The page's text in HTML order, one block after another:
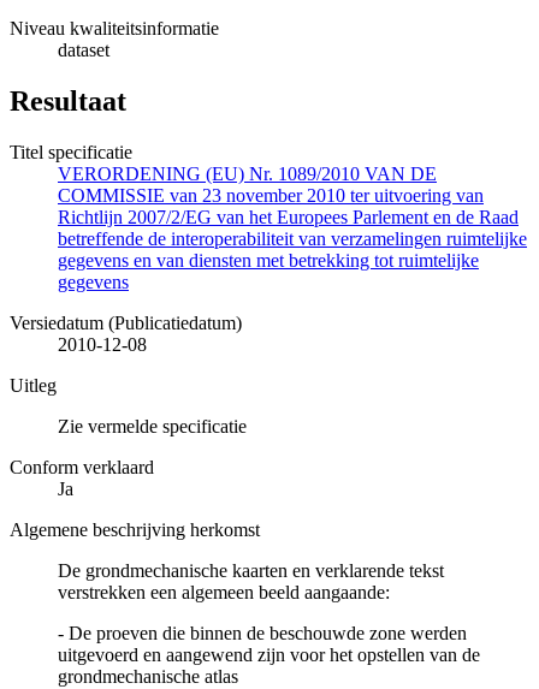
Niveau kwaliteitsinformatie
dataset
Resultaat
Titel specificatie
VERORDENING (EU) Nr. 1089/2010 VAN DE
COMMISSIE van 23 november 2010 ter uitvoering van
Richtlijn 2007/2/EG van het Europees Parlement en de Raad
betreffende de interoperabiliteit van verzamelingen ruimtelijke
gegevens en van diensten met betrekking tot ruimtelijke
gegevens
Versiedatum (Publicatiedatum)
2010-12-08
Uitleg
Zie vermelde specificatie
Conform verklaard
Ja
Algemene beschrijving herkomst
De grondmechanische kaarten en verklarende tekst
verstrekken een algemeen beeld aangaande:
- De proeven die binnen de beschouwde zone werden
uitgevoerd en aangewend zijn voor het opstellen van de
grondmechanische atlas